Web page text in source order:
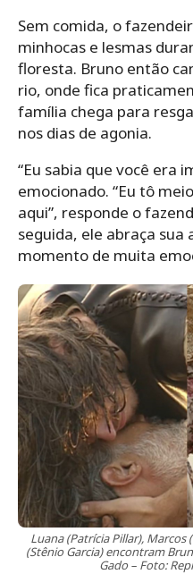
Sem comida, o
minhocas e lesmas
floresta. Bruno então
rio, onde fica
família chega para
nos dias de agonia.
“Eu sabia que você era
emocionado. “Eu tô
aqui”, responde o
seguida, ele abraça sua
momento de muita
Luana (Patrícia Pillar), Marcos
(Stênio Garcia) encontram
Gado – Foto: